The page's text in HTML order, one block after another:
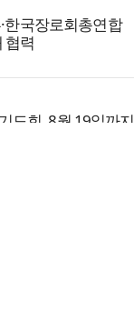
한국장로회총연합
협력
도회, 8월 19일까지